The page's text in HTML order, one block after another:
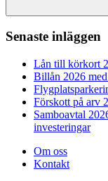
Senaste inläggen
Lån till körkort
Billån 2026
Förskott på arv
Samboavtal
investeringar
Om oss
Kontakt